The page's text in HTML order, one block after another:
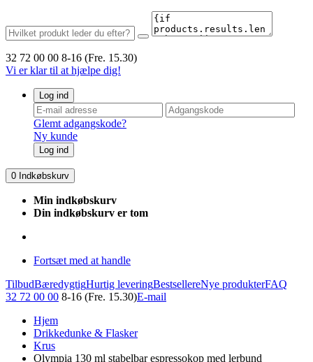
32 72 00 00 8-16 (Fre. 15.30)
Vi er klar til at hjælpe dig!
Log ind
Glemt adgangskode?
Ny kunde
Log ind
0 Indkøbskurv
Min indkøbskurv
Din indkøbskurv er tom
Fortsæt med at handle
TilbudBæredygtigHurtig leveringBestsellereNye produkterFAQ
32 72 00 00 8-16 (Fre. 15.30)E-mail
Hjem
Drikkedunke & Flasker
Krus
Olympia 130 ml stabelbar espressokop med lerbund